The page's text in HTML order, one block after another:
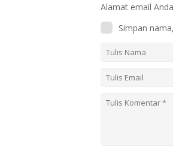
Alamat email
Simpan